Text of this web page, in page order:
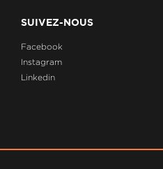
SUIVEZ-NOUS
Facebook
Instagram
Linkedin